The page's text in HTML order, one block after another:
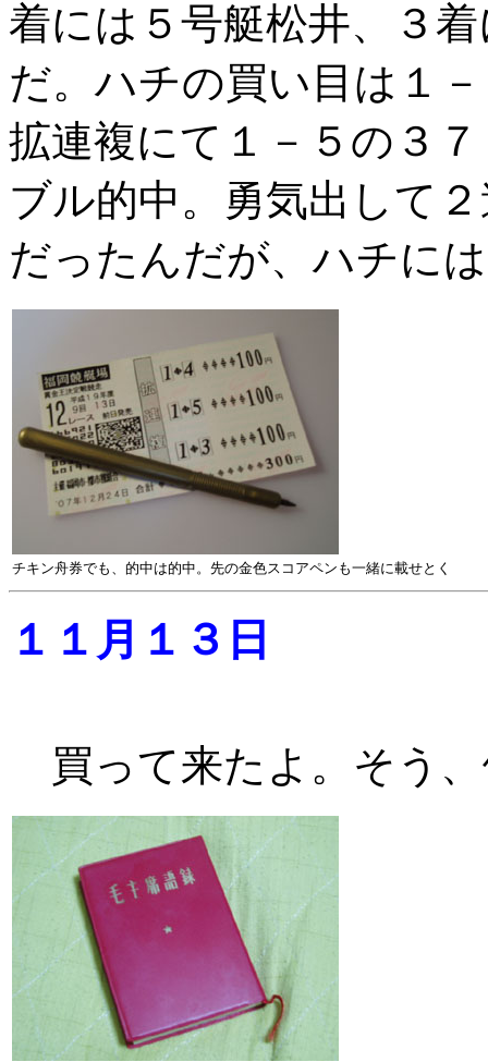
着には５号艇松井、３
だ。ハチの買い目は１
拡連複にて１－５の３
ブル的中。勇気出して
だったんだが、ハチに
チキン舟券でも、的中は的中。先の金色スコアペンも一緒に載せとく
１１月１３日
買って来たよ。そう